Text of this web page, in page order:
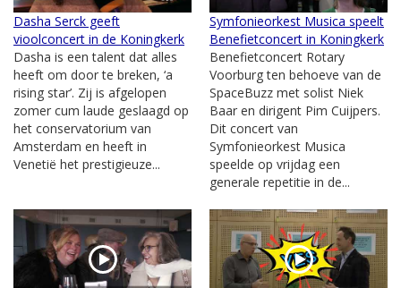
Dasha Serck geeft
vioolconcert in de Koningkerk
Dasha is een talent dat alles
heeft om door te breken, ‘a
rising star’. Zij is afgelopen
zomer cum laude geslaagd op
het conservatorium van
Amsterdam en heeft in
Venetië het prestigieuze...
Symfonieorkest Musica speelt
Benefietconcert in Koningkerk
Benefietconcert Rotary
Voorburg ten behoeve van de
SpaceBuzz met solist Niek
Baar en dirigent Pim Cuijpers.
Dit concert van
Symfonieorkest Musica
speelde op vrijdag een
generale repetitie in de...